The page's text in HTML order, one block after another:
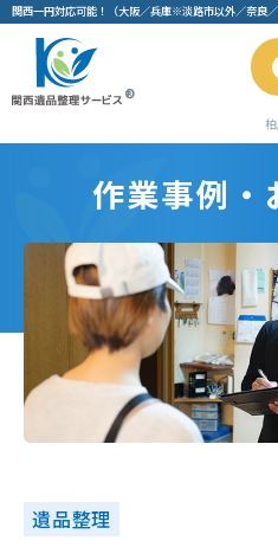
関⻄⼀円対応可能！（⼤阪／兵庫※淡路市以外／奈良／
作業事例・
遺品整理